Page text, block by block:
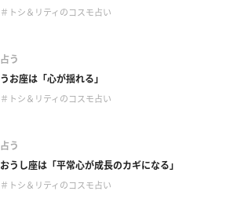
＃トシ＆リティのコスモ占い
占う
うお座は「心が揺れる」
＃トシ＆リティのコスモ占い
占う
おうし座は「平常心が成長のカギになる」
＃トシ＆リティのコスモ占い